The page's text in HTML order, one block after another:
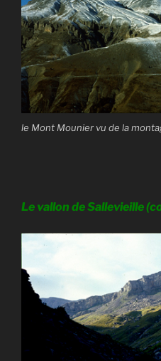
le Mont Mounier vu de la
Le vallon de Sallevieille